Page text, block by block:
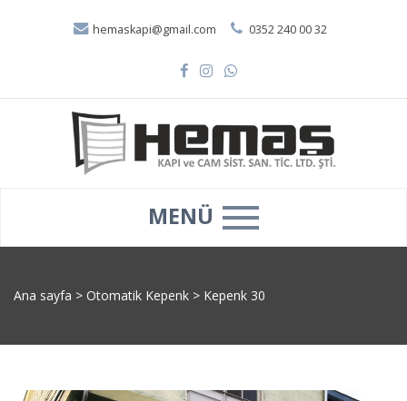
hemaskapi@gmail.com 0352 240 00 32
MENÜ
Ana sayfa > Otomatik Kepenk > Kepenk 30